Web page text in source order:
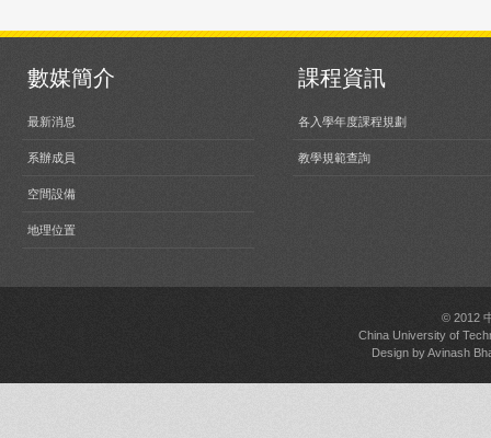
數媒簡介
最新消息
系辦成員
空間設備
地理位置
課程資訊
各入學年度課程規劃
教學規範查詢
© 2012
China University of
Design byAvinash